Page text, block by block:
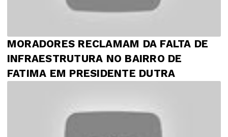
MORADORES RECLAMAM DA FALTA DE
INFRAESTRUTURA NO BAIRRO DE
FATIMA EM PRESIDENTE DUTRA